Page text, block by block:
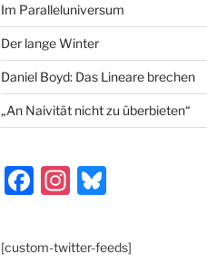
Im Paralleluniversum
Der lange Winter
Daniel Boyd: Das Lineare brechen
„An Naivität nicht zu überbieten“
F
c
In
a
Bl
e
[custom-twitter-feeds]